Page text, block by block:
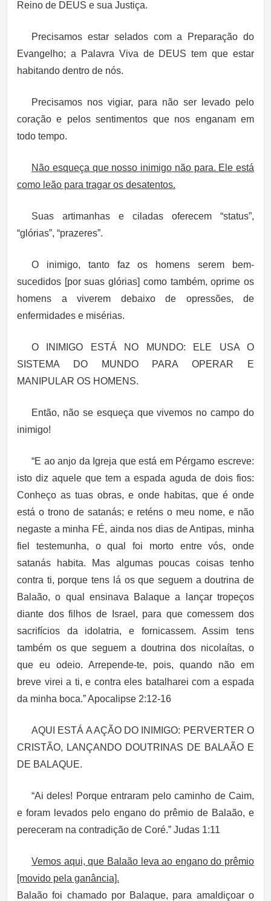
Reino de DEUS e sua Justiça.
Precisamos estar selados com a Preparação do
Evangelho; a Palavra Viva de DEUS tem que estar
habitando dentro de nós.
Precisamos nos vigiar, para não ser levado pelo
coração e pelos sentimentos que nos enganam em
todo tempo.
Não esqueça que nosso inimigo não para. Ele está
como leão para tragar os desatentos.
Suas artimanhas e ciladas oferecem “status”,
“glórias”, “prazeres”.
O inimigo, tanto faz os homens serem bem-
sucedidos [por suas glórias] como também, oprime os
homens a viverem debaixo de opressões, de
enfermidades e misérias.
O INIMIGO ESTÁ NO MUNDO: ELE USA O
SISTEMA DO MUNDO PARA OPERAR E
MANIPULAR OS HOMENS.
Então, não se esqueça que vivemos no campo do
inimigo!
“E ao anjo da Igreja que está em Pérgamo escreve:
isto diz aquele que tem a espada aguda de dois fios:
Conheço as tuas obras, e onde habitas, que é onde
está o trono de satanás; e reténs o meu nome, e não
negaste a minha FÉ, ainda nos dias de Antipas, minha
fiel testemunha, o qual foi morto entre vós, onde
satanás habita. Mas algumas poucas coisas tenho
contra ti, porque tens lá os que seguem a doutrina de
Balaão, o qual ensinava Balaque a lançar tropeços
diante dos filhos de Israel, para que comessem dos
sacrifícios da idolatria, e fornicassem. Assim tens
também os que seguem a doutrina dos nicolaítas, o
que eu odeio. Arrepende-te, pois, quando não em
breve virei a ti, e contra eles batalharei com a espada
da minha boca.” Apocalipse 2:12-16
AQUI ESTÁ A AÇÃO DO INIMIGO: PERVERTER O
CRISTÃO, LANÇANDO DOUTRINAS DE BALAÃO E
DE BALAQUE.
“Ai deles! Porque entraram pelo caminho de Caim,
e foram levados pelo engano do prêmio de Balaão, e
pereceram na contradição de Coré.” Judas 1:11
Vemos aqui, que Balaão leva ao engano do prêmio
[movido pela ganância].
Balaão foi chamado por Balaque, para amaldiçoar o